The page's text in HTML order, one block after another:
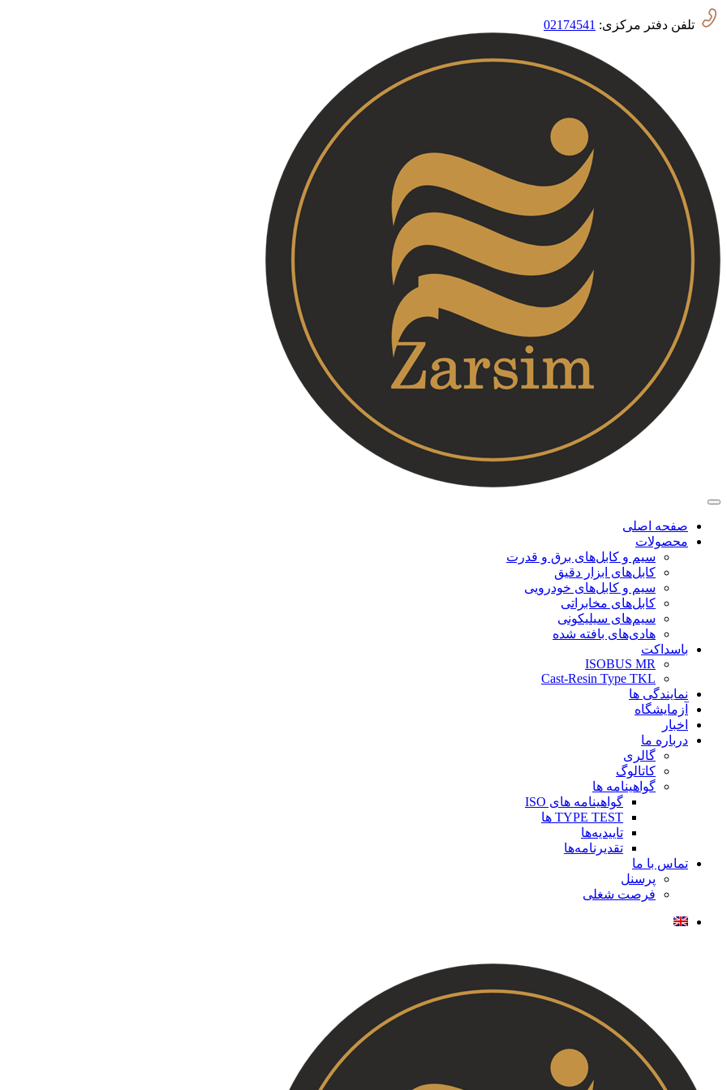
تلفن دفتر مرکزی: 02174541
صفحه اصلی
محصولات
سیم و کابل‌های برق و قدرت
کابل‌های ابزار دقیق
سیم و کابل‌های خودرویی
کابل‌‌های مخابراتی
سیم‌های سیلیکونی
هادی‌های بافته شده
باسداکت
ISOBUS MR
Cast-Resin Type TKL
نمایندگی ها
آزمایشگاه
اخبار
درباره ما
گالری
کاتالوگ
گواهینامه ها
گواهینامه های ISO
TYPE TEST ها
تاییدیه‌ها
تقدیرنامه‌ها
تماس با ما
پرسنل
فرصت شغلی